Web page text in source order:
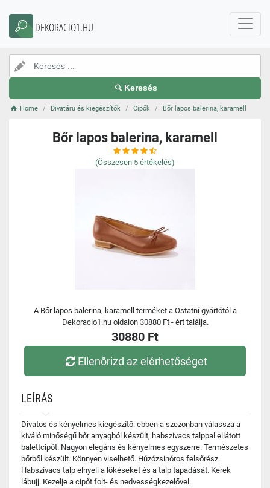
DEKORACIO1.HU
Keresés
Home Divatáru és kiegészítők Cipők Bőr lapos balerina, karamell
Bőr lapos balerina, karamell
(Összesen 5 értékelés)
A Bőr lapos balerina, karamell terméket a Ostatní gyártótól a
Dekoracio1.hu oldalon 30880 Ft - ért találja.
30880 Ft
Ellenőrizd az elérhetőséget
LEÍRÁS
Divatos és kényelmes kiegészítő: ebben a szezonban válassza a
kiváló minőségű bőr anyagból készült, habszivacs talppal ellátott
balettcipőt. Nagyon elegáns és kényelmes egyszerre. Természetes
bőrből készült. Könnyen viselhető. Húzózsinóros felsőrész.
Habszivacs talp elnyeli a lökéseket és a talp tapadását. Kerek
lábujj. Kezelje a cipőt folt- és nedvességkezelővel.